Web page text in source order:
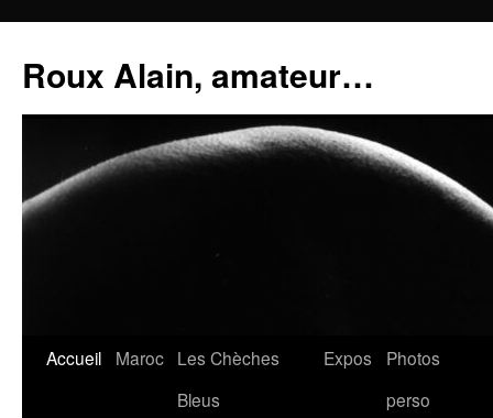
contenu
Roux Alain, amateur…
Accueil Maroc Les Chèches
Bleus
Expos
Photos
perso